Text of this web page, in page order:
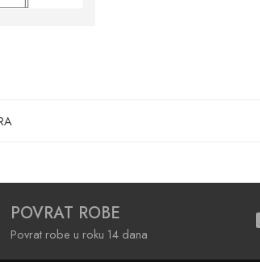
POVRAT ROBE
Povrat robe u roku 14 dana